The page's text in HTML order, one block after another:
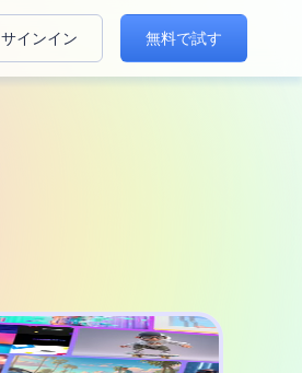
サインイン 無料で試す